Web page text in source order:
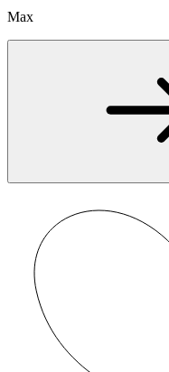
Max